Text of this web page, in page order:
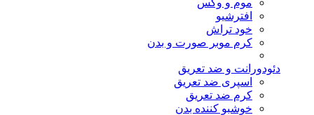
موم و وکس
افترشیو
خود تراش
کرم موبر صورت و بدن
دئودورانت و ضد تعریق
اسپری ضد تعریق
کرم ضد تعریق
خوشبو کننده بدن